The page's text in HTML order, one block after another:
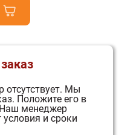
Мы
Положите его в
Наш менеджер
и сроки